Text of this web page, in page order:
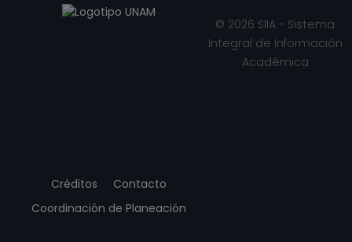
Créditos
Contacto
Coordinación de Planeación
© 2026 SIIA - Sistema
Integral de Información
Académica